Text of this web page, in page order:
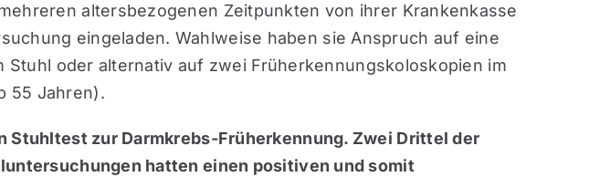
altersbezogenen Zeitpunkten von ihrer Krankenkasse
eingeladen. Wahlweise haben sie Anspruch auf eine
oder alternativ auf zwei Früherkennungskoloskopien im
55 Jahren).
Stuhltest zur Darmkrebs-Früherkennung. Zwei Drittel der
hatten einen positiven und somit